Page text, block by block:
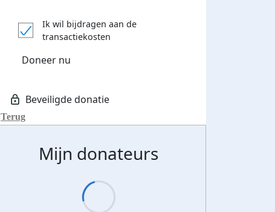
Donateurs bedankt
Terug
Ik wil bijdragen aan de
transactiekosten
Doneer nu
Mijn donateurs